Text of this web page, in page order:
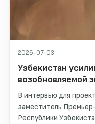
2026-07-03
Узбекистан
возобновляемой
В интервью для
заместитель
Республики